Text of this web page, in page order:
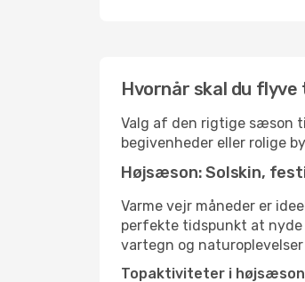
Hvornår skal du
Valg af den rigtige sæson
begivenheder eller rolige
Højsæson: Solskin,
Varme vejr måneder er
perfekte tidspunkt at
vartegn og
Topaktiviteter i